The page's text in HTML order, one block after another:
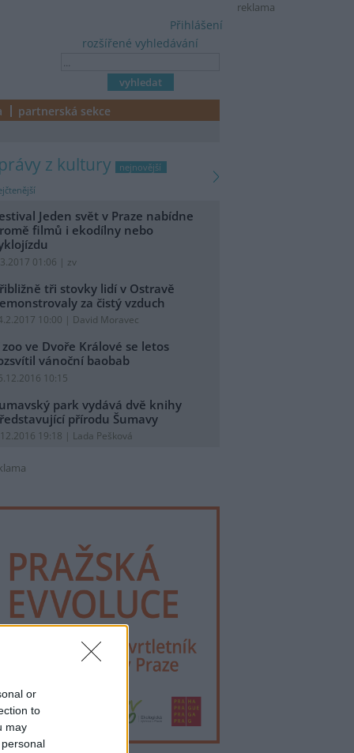
or
to
may
reklama
rozšířené vyhledávání
Přihlášení
partnerská sekce
zprávy z kultury
nejnovější
Jeden svět v Praze nabídne
filmů i ekodílny nebo
01:06 | zv
tři stovky lidí v Ostravě
za čistý vzduch
10:00 | David Moravec
zoo ve Dvoře Králové se letos
vánoční baobab
10:15
park vydává dvě knihy
přírodu Šumavy
19:18 | Lada Pešková